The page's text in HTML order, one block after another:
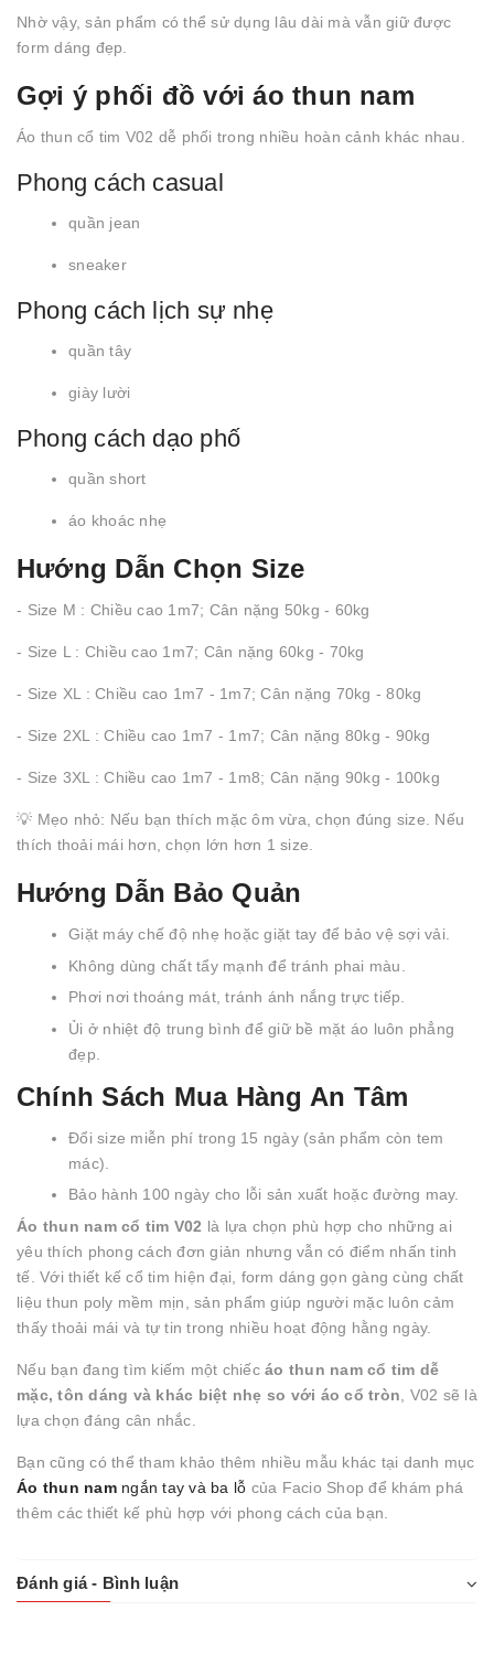
Nhờ vậy, sản phẩm có thể sử dụng lâu dài mà vẫn giữ được
form dáng đẹp.
Gợi ý phối đồ với áo thun nam
Áo thun cổ tim V02 dễ phối trong nhiều hoàn cảnh khác nhau.
Phong cách casual
quần jean
sneaker
Phong cách lịch sự nhẹ
quần tây
giày lười
Phong cách dạo phố
quần short
áo khoác nhẹ
Hướng Dẫn Chọn Size
- Size M : Chiều cao 1m7; Cân nặng 50kg - 60kg
- Size L : Chiều cao 1m7; Cân nặng 60kg - 70kg
- Size XL : Chiều cao 1m7 - 1m7; Cân nặng 70kg - 80kg
- Size 2XL : Chiều cao 1m7 - 1m7; Cân nặng 80kg - 90kg
- Size 3XL : Chiều cao 1m7 - 1m8; Cân nặng 90kg - 100kg
💡 Mẹo nhỏ: Nếu bạn thích mặc ôm vừa, chọn đúng size. Nếu
thích thoải mái hơn, chọn lớn hơn 1 size.
Hướng Dẫn Bảo Quản
Giặt máy chế độ nhẹ hoặc giặt tay để bảo vệ sợi vải.
Không dùng chất tẩy mạnh để tránh phai màu.
Phơi nơi thoáng mát, tránh ánh nắng trực tiếp.
Ủi ở nhiệt độ trung bình để giữ bề mặt áo luôn phẳng
đẹp.
Chính Sách Mua Hàng An Tâm
Đổi size miễn phí trong 15 ngày (sản phẩm còn tem
mác).
Bảo hành 100 ngày cho lỗi sản xuất hoặc đường may.
Áo thun nam cổ tim V02 là lựa chọn phù hợp cho những ai
yêu thích phong cách đơn giản nhưng vẫn có điểm nhấn tinh
tế. Với thiết kế cổ tim hiện đại, form dáng gọn gàng cùng chất
liệu thun poly mềm mịn, sản phẩm giúp người mặc luôn cảm
thấy thoải mái và tự tin trong nhiều hoạt động hằng ngày.
Nếu bạn đang tìm kiếm một chiếc áo thun nam cổ tim dễ
mặc, tôn dáng và khác biệt nhẹ so với áo cổ tròn , V02 sẽ là
lựa chọn đáng cân nhắc.
Bạn cũng có thể tham khảo thêm nhiều mẫu khác tại danh mục
Áo thun namngắn tay và ba lỗ của Facio Shop để khám phá
thêm các thiết kế phù hợp với phong cách của bạn.
Đánh giá - Bình luận